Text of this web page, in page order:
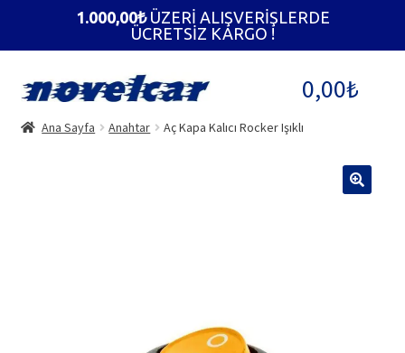
geç
geç
0,00₺
Ana Sayfa Anahtar Aç Kapa Kalıcı Rocker Işıklı
1.000,00₺ÜZERİ ALIŞVERİŞLERDE
ÜCRETSİZ KARGO !